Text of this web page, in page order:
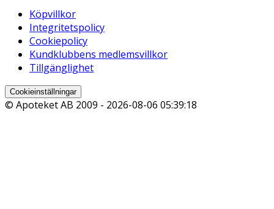
Köpvillkor
Integritetspolicy
Cookiepolicy
Kundklubbens medlemsvillkor
Tillgänglighet
Cookieinställningar
© Apoteket AB 2009 - 2026-08-06 05:39:18